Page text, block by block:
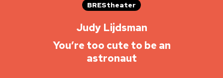
BREStheater
Judy Lijdsman
You’re too cute to be an
astronaut